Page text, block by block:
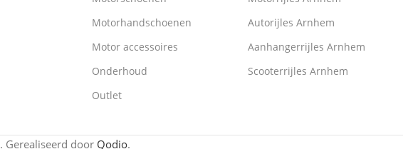
Motorhandschoenen
Motor accessoires
Onderhoud
Outlet
Autorijles Arnhem
Aanhangerrijles Arnhem
Scooterrijles Arnhem
. Gerealiseerd door Qodio.